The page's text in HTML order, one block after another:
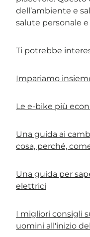
dell’ambiente e
salute personale
Ti potrebbe
Impariamo
Le e-bike più
Una guida ai
cosa, perché,
Una guida per
elettrici
I migliori consigli
uomini all'inizio